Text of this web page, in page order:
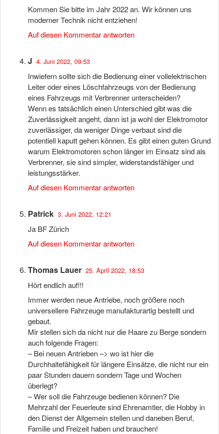
Kommen Sie bitte im Jahr 2022 an. Wir können uns
moderner Technik nicht entziehen!
Auf diesen Kommentar antworten
J 4. Juni 2022, 09:53
Inwiefern sollte sich die Bedienung einer vollelektrischen
Leiter oder eines Löschfahrzeugs von der Bedienung
eines Fahrzeugs mit Verbrenner unterscheiden?
Wenn es tatsächlich einen Unterschied gibt was die
Zuverlässigkeit angeht, dann ist ja wohl der Elektromotor
zuverlässiger, da weniger Dinge verbaut sind die
potentiell kaputt gehen können. Es gibt einen guten Grund
warum Elektromotoren schon länger im Einsatz sind als
Verbrenner, sie sind simpler, widerstandsfähiger und
leistungsstärker.
Auf diesen Kommentar antworten
Patrick 3. Juni 2022, 12:21
Ja BF Zürich
Auf diesen Kommentar antworten
Thomas Lauer 25. April 2022, 18:53
Hört endlich auf!!!
Immer werden neue Antriebe, noch größere noch
universellere Fahrzeuge manufakturartig bestellt und
gebaut.
Mir stellen sich da nicht nur die Haare zu Berge sondern
auch folgende Fragen:
– Bei neuen Antrieben –> wo ist hier die
Durchhaltefähigkeit für längere Einsätze, die nicht nur ein
paar Stunden dauern sondern Tage und Wochen
überlegt?
– Wer soll die Fahrzeuge bedienen können? Die
Mehrzahl der Feuerleute sind Ehrenamtler, die Hobby in
den Dienst der Allgemein stellen und daneben Beruf,
Familie und Freizeit haben und brauchen!